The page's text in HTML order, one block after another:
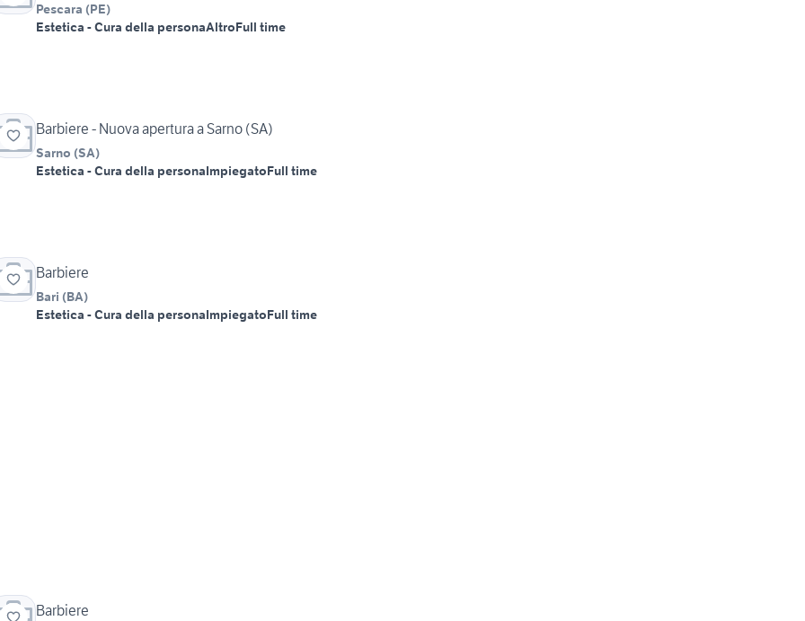
Pescara (PE)
Estetica - Cura della personaAltroFull time
Barbiere - Nuova apertura a Sarno (SA)
Sarno (SA)
Estetica - Cura della personaImpiegatoFull time
Barbiere
Bari (BA)
Estetica - Cura della personaImpiegatoFull time
Barbiere